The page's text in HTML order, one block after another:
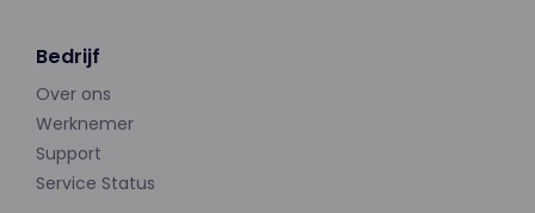
Bedrijf
Over ons
Werknemer
Support
Service Status